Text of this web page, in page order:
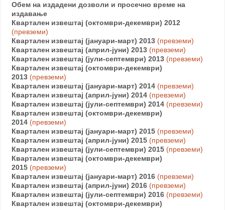
Обем на издадени дозволи и просечно време на
издавање
Квартален извештај (октомври-декември) 2012
(превземи)
Квартален извештај (јануари-март) 2013 (превземи)
Квартален извештај (април-јуни) 2013 (превземи)
Квартален извештај (јули-септември) 2013 (превземи)
Квартален извештај (октомври-декември)
2013 (превземи)
Квартален извештај (јануари-март) 2014 (превземи)
Квартален извештај (април-јуни) 2014 (превземи)
Квартален извештај (јули-септември) 2014 (превземи)
Квартален извештај (октомври-декември)
2014 (превземи)
Квартален извештај (јануари-март) 2015 (превземи)
Квартален извештај (април-јуни) 2015 (превземи)
Квартален извештај (јули-септември) 2015 (превземи)
Квартален извештај (октомври-декември)
2015 (превземи)
Квартален извештај (јануари-март) 2016 (превземи)
Квартален извештај (април-јуни) 2016 (превземи)
Квартален извештај (јули-септември) 2016 (превземи)
Квартален извештај (октомври-декември)